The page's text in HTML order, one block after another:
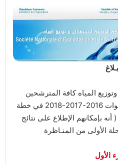
بـلاغ
للمناظرة الخارجية بعنوان سنوات 2016-2017-2018 في خطة
حارس ) رمز الخطة: 7001 ( أنه بإمكانهم الإطلاع على نتائج
الأول